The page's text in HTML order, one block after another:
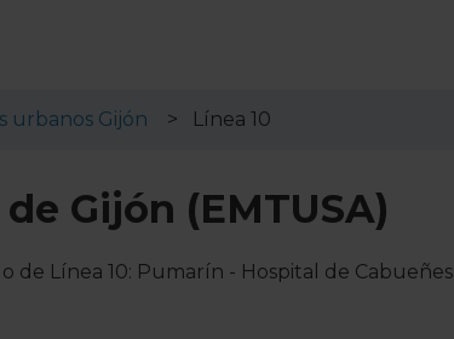
urbanos Gijón Línea 10
Gijón (EMTUSA)
de Línea 10: Pumarín - Hospital de